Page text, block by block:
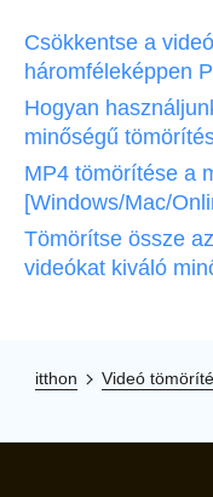
Csökkentse a
háromféleképpen
Hogyan
minőségű
MP4 tömörítése a
[Windows/Mac/
Tömörítse össze
videókat kiváló
itthon Videó